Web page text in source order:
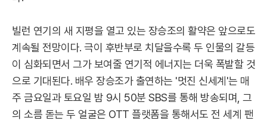
빌런 연기의 새 지평을 열고 있는 장승조의 활약은 앞으로도
계속될 전망이다. 극이 후반부로 치달을수록 두 인물의 갈등
이 심화되면서 그가 보여줄 연기적 에너지는 더욱 폭발할 것
으로 기대된다. 배우 장승조가 출연하는 '멋진 신세계'는 매
주 금요일과 토요일 밤 9시 50분 SBS를 통해 방송되며, 그
의 소름 돋는 두 얼굴은 OTT 플랫폼을 통해서도 전 세계 팬